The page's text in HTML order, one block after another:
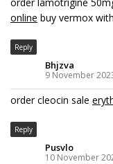
online buy vermox
Reply
Bhjzva
9 November
order cleocin sale
Reply
Pusvlo
10 November